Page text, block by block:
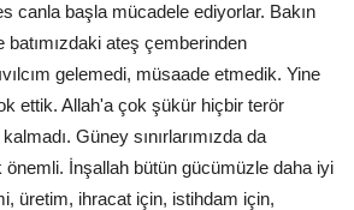
canla başla mücadele ediyorlar. Bakın
batımızdaki ateş çemberinden
gelemedi, müsaade etmedik. Yine
ettik. Allah'a çok şükür hiçbir terör
Güney sınırlarımızda da
İnşallah bütün gücümüzle daha iyi
üretim, ihracat için, istihdam için,